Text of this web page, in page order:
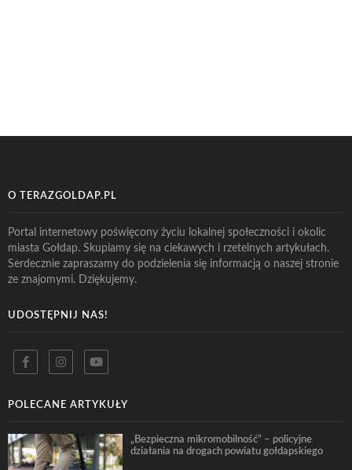
O TERAZGOLDAP.PL
Portal internetowy poświęcony życiu lokalnej społeczności i okolic
miasta Gołdap. Skupiamy się na ciekawych i rzetelnych artykułach.
Serdecznie zapraszamy do podzielenia się informacją o naszej stronie
ze znajomymi. Dziękujemy.
UDOSTĘPNIJ NAS!
POLECANE ARTYKUŁY
„Bezpieczna mikromobilność” – policyjne
działania na drogach powiatu gołdapskiego